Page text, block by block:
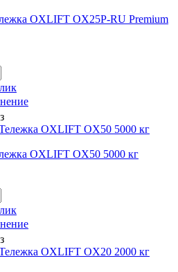
OXLIFT OX25P-RU Premium
OXLIFT OX50 5000 кг